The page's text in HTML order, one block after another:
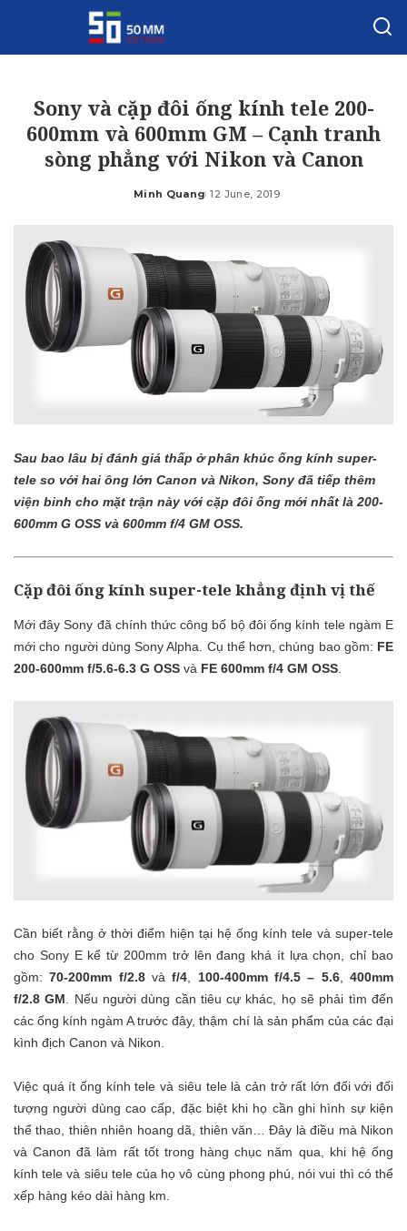
Sony và cặp đôi ống kính tele 200-
600mm và 600mm GM – Cạnh tranh
sòng phẳng với Nikon và Canon
Posted
Minh Quang 12 June, 2019
Sau bao lâu bị đánh giá thấp ở phân khúc ống kính super-
tele so với hai ông lớn Canon và Nikon, Sony đã tiếp thêm
viện binh cho mặt trận này với cặp đôi ống mới nhất là 200-
600mm G OSS và 600mm f/4 GM OSS.
Cặp đôi ống kính super-tele khẳng định vị thế
Mới đây Sony đã chính thức công bố bộ đôi ống kính tele ngàm E
mới cho người dùng Sony Alpha. Cụ thể hơn, chúng bao gồm: FE
200-600mm f/5.6-6.3 G OSS và FE 600mm f/4 GM OSS
Cần biết rằng ở thời điểm hiện tại hệ ống kính tele và super-tele
cho Sony E kể từ 200mm trở lên đang khá ít lựa chọn, chỉ bao
gồm:70-200mm f/2.8vàf/4 100-400mm f/4.5 – 5.6,400mm
f/2.8 GM . Nếu người dùng cần tiêu cự khác, họ sẽ phải tìm đến
các ống kính ngàm A trước đây, thậm chí là sản phẩm của các đại
kình địch Canon và Nikon.
Việc quá ít ống kính tele và siêu tele là cản trở rất lớn đối với đối
tượng người dùng cao cấp, đặc biệt khi họ cần ghi hình sự kiện
thể thao, thiên nhiên hoang dã, thiên văn… Đây là điều mà Nikon
và Canon đã làm rất tốt trong hàng chục năm qua, khi hệ ống
kính tele và siêu tele của họ vô cùng phong phú, nói vui thì có thể
xếp hàng kéo dài hàng km.